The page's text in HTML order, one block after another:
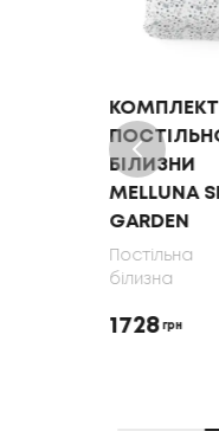
КОМПЛЕКТ
БІЛИЗНИ
MELLUNA
GARDEN
Постільна
білизна
1728 грн